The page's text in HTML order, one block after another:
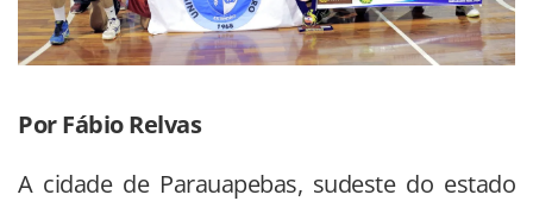
Por Fábio Relvas
A cidade de Parauapebas, sudeste do estado